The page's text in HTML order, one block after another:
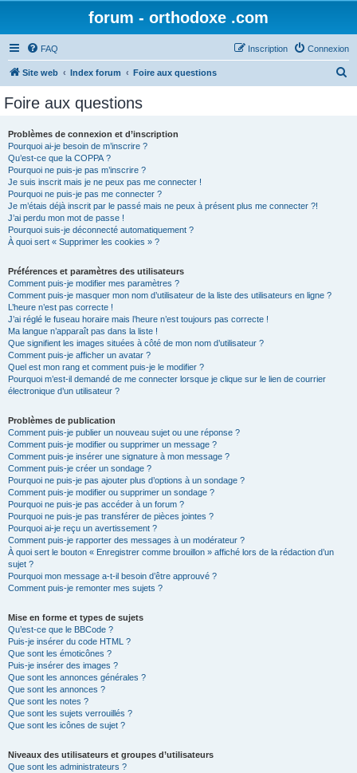
forum - orthodoxe .com
FAQ Connexion
Inscription
Site web Index forum Foire aux questions
Foire aux questions
Problèmes de connexion et d’inscription
Pourquoi ai-je besoin de m’inscrire ?
Qu’est-ce que la COPPA ?
Pourquoi ne puis-je pas m’inscrire ?
Je suis inscrit mais je ne peux pas me connecter !
Pourquoi ne puis-je pas me connecter ?
Je m’étais déjà inscrit par le passé mais ne peux à présent plus me connecter ?!
J’ai perdu mon mot de passe !
Pourquoi suis-je déconnecté automatiquement ?
À quoi sert « Supprimer les cookies » ?
Préférences et paramètres des utilisateurs
Comment puis-je modifier mes paramètres ?
Comment puis-je masquer mon nom d’utilisateur de la liste des utilisateurs en ligne ?
L’heure n’est pas correcte !
J’ai réglé le fuseau horaire mais l’heure n’est toujours pas correcte !
Ma langue n’apparaît pas dans la liste !
Que signifient les images situées à côté de mon nom d’utilisateur ?
Comment puis-je afficher un avatar ?
Quel est mon rang et comment puis-je le modifier ?
Pourquoi m’est-il demandé de me connecter lorsque je clique sur le lien de courrier
électronique d’un utilisateur ?
Problèmes de publication
Comment puis-je publier un nouveau sujet ou une réponse ?
Comment puis-je modifier ou supprimer un message ?
Comment puis-je insérer une signature à mon message ?
Comment puis-je créer un sondage ?
Pourquoi ne puis-je pas ajouter plus d’options à un sondage ?
Comment puis-je modifier ou supprimer un sondage ?
Pourquoi ne puis-je pas accéder à un forum ?
Pourquoi ne puis-je pas transférer de pièces jointes ?
Pourquoi ai-je reçu un avertissement ?
Comment puis-je rapporter des messages à un modérateur ?
À quoi sert le bouton « Enregistrer comme brouillon » affiché lors de la rédaction d’un
sujet ?
Pourquoi mon message a-t-il besoin d’être approuvé ?
Comment puis-je remonter mes sujets ?
Mise en forme et types de sujets
Qu’est-ce que le BBCode ?
Puis-je insérer du code HTML ?
Que sont les émoticônes ?
Puis-je insérer des images ?
Que sont les annonces générales ?
Que sont les annonces ?
Que sont les notes ?
Que sont les sujets verrouillés ?
Que sont les icônes de sujet ?
Niveaux des utilisateurs et groupes d’utilisateurs
Que sont les administrateurs ?